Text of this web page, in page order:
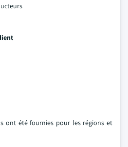
ont été fournies pour les régions et